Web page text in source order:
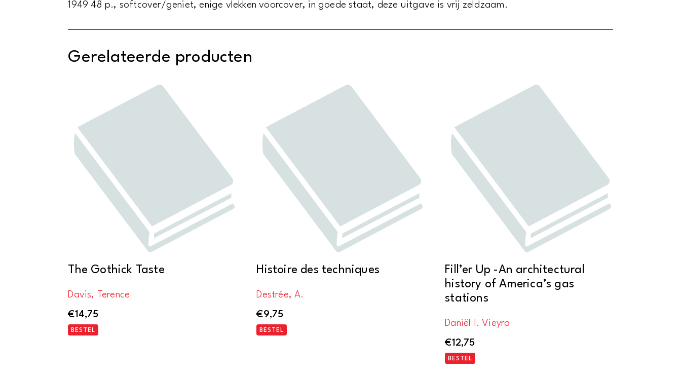
1949 48 p., softcover/geniet, enige vlekken voorcover, in goede staat, deze uitgave is vrij zeldzaam.
Gerelateerde producten
The Gothick Taste
Davis, Terence
€14,75
BESTEL
Histoire des techniques
Destrée, A.
€9,75
BESTEL
Fill’er Up -An architectural
history of America’s gas
stations
Daniël I. Vieyra
€12,75
BESTEL